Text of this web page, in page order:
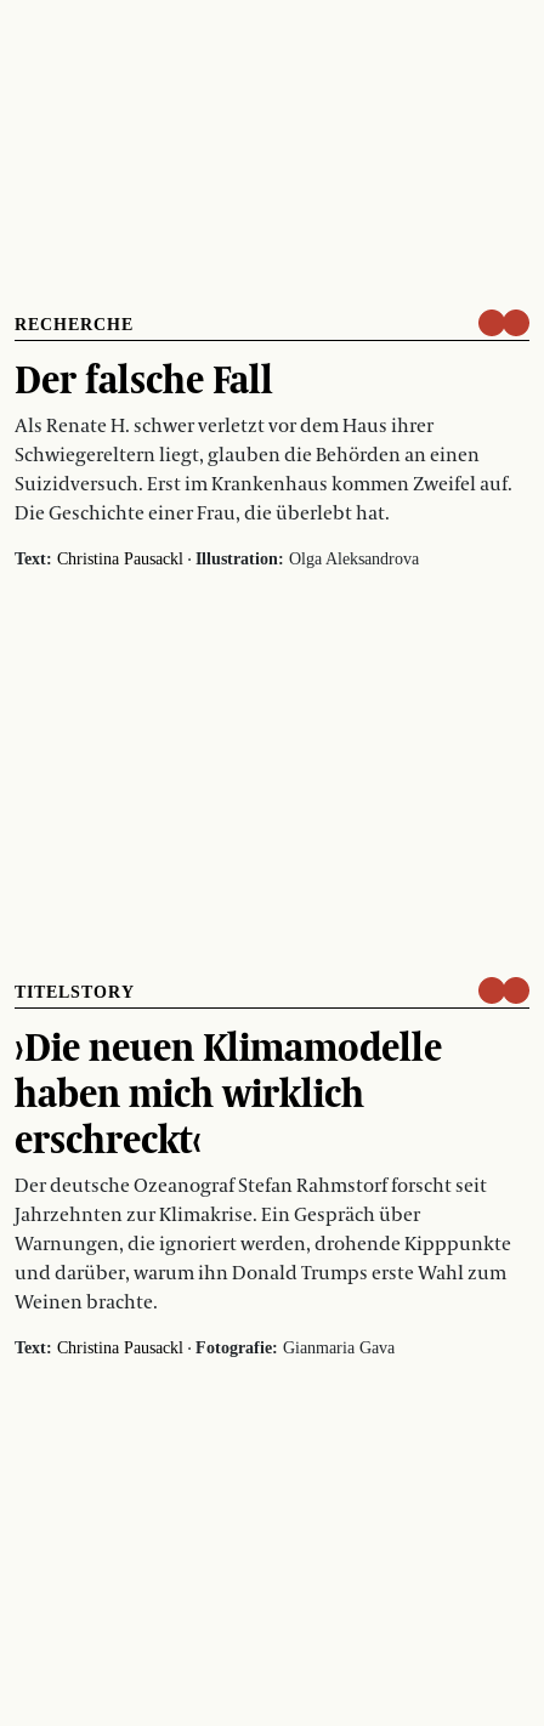
RECHERCHE
Der falsche Fall
Als Renate H. schwer verletzt vor dem Haus ihrer
Schwiegereltern liegt, glauben die Behörden an einen
Suizidversuch. Erst im Krankenhaus kommen Zweifel auf.
Die Geschichte einer Frau, die überlebt hat.
Text: Christina Pausackl · Illustration: Olga Aleksandrova
TITELSTORY
›Die neuen Klimamodelle
haben mich wirklich
erschreckt‹
Der deutsche Ozeanograf Stefan Rahmstorf forscht seit
Jahrzehnten zur Klimakrise. Ein Gespräch über
Warnungen, die ignoriert werden, drohende Kipppunkte
und darüber, warum ihn Donald Trumps erste Wahl zum
Weinen brachte.
Text: Christina Pausackl · Fotografie: Gianmaria Gava